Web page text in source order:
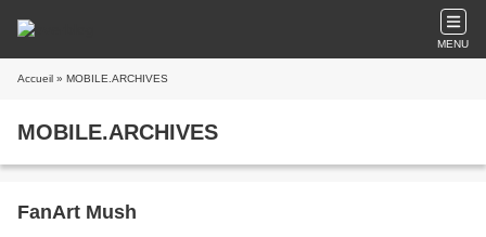
MENU
Accueil » MOBILE.ARCHIVES
MOBILE.ARCHIVES
FanArt Mush